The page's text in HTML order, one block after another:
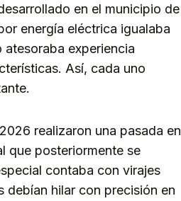
en el municipio de
energía eléctrica igualaba
experiencia
Así, cada uno
realizaron una pasada en
que posteriormente se
contaba con virajes
debían hilar con precisión en